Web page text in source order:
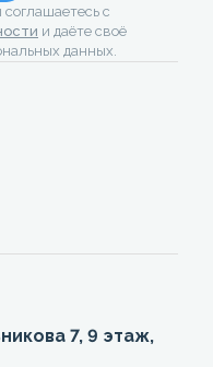
с
и даёте своё
данных.
7, 9 этаж,